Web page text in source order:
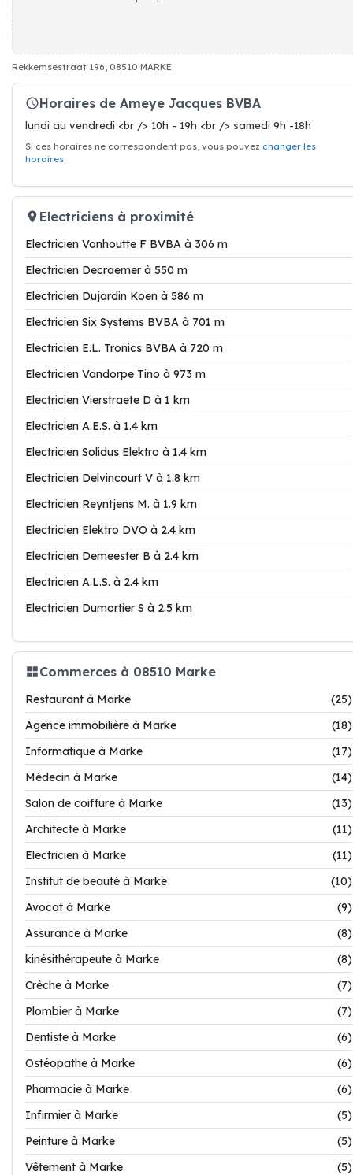
Rekkemsestraat 196, 08510 MARKE
Horaires de Ameye Jacques BVBA
lundi au vendredi <br /> 10h - 19h <br /> samedi 9h -18h
Si ces horaires ne correspondent pas, vous pouvez changer les
horaires.
Electriciens à proximité
Electricien Vanhoutte F BVBA à 306 m
Electricien Decraemer à 550 m
Electricien Dujardin Koen à 586 m
Electricien Six Systems BVBA à 701 m
Electricien E.L. Tronics BVBA à 720 m
Electricien Vandorpe Tino à 973 m
Electricien Vierstraete D à 1 km
Electricien A.E.S. à 1.4 km
Electricien Solidus Elektro à 1.4 km
Electricien Delvincourt V à 1.8 km
Electricien Reyntjens M. à 1.9 km
Electricien Elektro DVO à 2.4 km
Electricien Demeester B à 2.4 km
Electricien A.L.S. à 2.4 km
Electricien Dumortier S à 2.5 km
Commerces à 08510 Marke
Restaurant à Marke
(25)
Agence immobilière à Marke
(18)
Informatique à Marke
(17)
Médecin à Marke
(14)
Salon de coiffure à Marke
(13)
Architecte à Marke
(11)
Electricien à Marke
(11)
Institut de beauté à Marke
(10)
Avocat à Marke
(9)
Assurance à Marke
(8)
kinésithérapeute à Marke
(8)
Crèche à Marke
(7)
Plombier à Marke
(7)
Dentiste à Marke
(6)
Ostéopathe à Marke
(6)
Pharmacie à Marke
(6)
Infirmier à Marke
(5)
Peinture à Marke
(5)
Vêtement à Marke
(5)